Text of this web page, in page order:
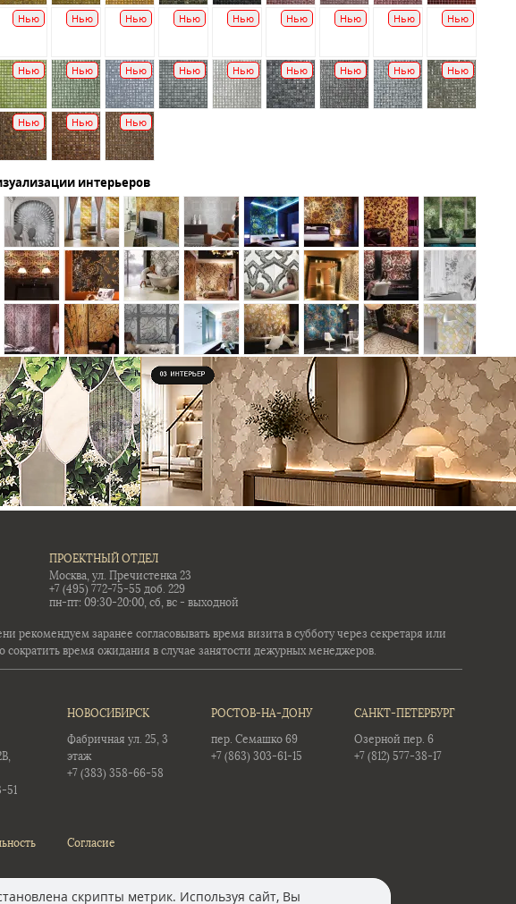
Нью Нью Нью Нью Нью Нью Нью Нью Нью
Нью Нью Нью Нью Нью Нью Нью Нью Нью
Нью Нью Нью
интерьеров
ПРОЕКТНЫЙ ОТДЕЛ
Москва, ул. Пречистенка 23
+7 (495) 772-75-55 доб. 229
пн-пт: 09:30-20:00, сб, вс - выходной
рекомендуем заранее согласовывать время визита в субботу через секретаря или
время ожидания в случае занятости дежурных менеджеров.
51
НОВОСИБИРСК
Фабричная ул. 25, 3
этаж
+7 (383) 358-66-58
РОСТОВ-НА-ДОНУ
пер. Семашко 69
+7 (863) 303-61-15
САНКТ-ПЕТЕРБУРГ
Озерной пер. 6
+7 (812) 577-38-17
Согласие
скрипты метрик. Используя сайт, Вы